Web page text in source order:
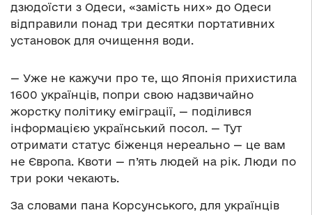
дзюдоїсти з Одеси, «замість них» до Одеси
відправили понад три десятки портативних
установок для очищення води.
— Уже не кажучи про те, що Японія прихистила
1600 українців, попри свою надзвичайно
жорстку політику еміграції, — поділився
інформацією український посол. — Тут
отримати статус біженця нереально — це вам
не Європа. Квоти — п’ять людей на рік. Люди по
три роки чекають.
За словами пана Корсунського, для українців